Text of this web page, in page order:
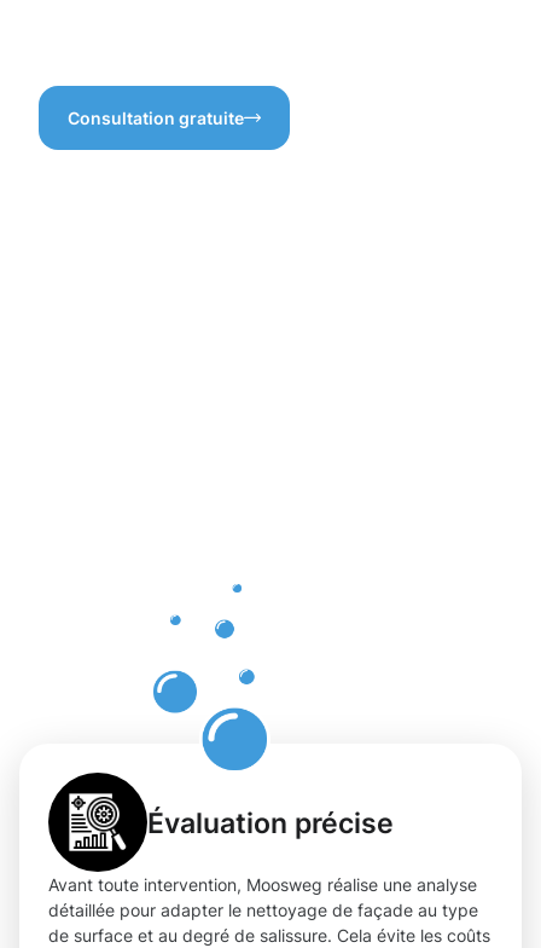
Consultation gratuite
Évaluation précise
Avant toute intervention, Moosweg réalise une analyse
détaillée pour adapter le nettoyage de façade au type
de surface et au degré de salissure. Cela évite les coûts